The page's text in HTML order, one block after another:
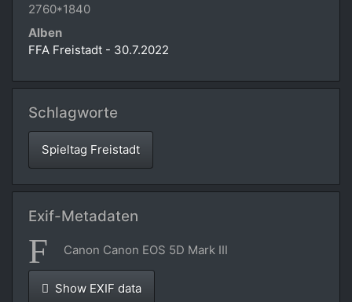
2760*1840
Alben
FFA Freistadt - 30.7.2022
Schlagworte
Spieltag Freistadt
Exif-Metadaten
Canon Canon EOS 5D Mark III
Show EXIF data